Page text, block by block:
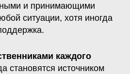
и принимающими
ситуации, хотя иногда
каждого
становятся источником